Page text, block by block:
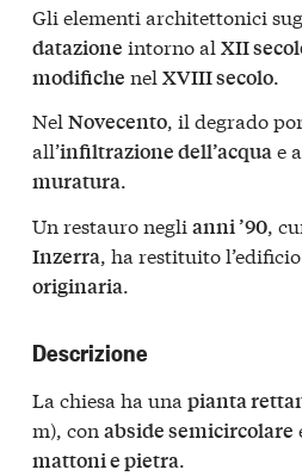
Gli elementi architettonici
datazione intorno al XII
modifiche nel XVIII secolo.
Nel Novecento, il degrado
all’infiltrazione dell’acquae
muratura.
Un restauro negli anni ’90,
Inzerra, ha restituito
originaria.
Descrizione
La chiesa ha una pianta
m), con abside semicircolare
mattoni e pietra.